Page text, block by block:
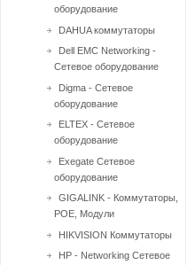
оборудование
DAHUA коммутаторы
Dell EMC Networking -
Сетевое оборудование
Digma - Сетевое
оборудование
ELTEX - Сетевое
оборудование
Exegate Сетевое
оборудование
GIGALINK - Коммутаторы,
POE, Модули
HIKVISION Коммутаторы
HP - Networking Сетевое